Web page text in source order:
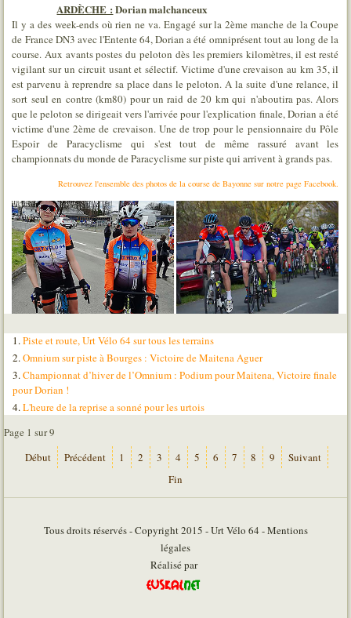
ARDÈCHE : Dorian malchanceux
Il y a des week-ends où rien ne va. Engagé sur la 2ème manche de la Coupe
de France DN3 avec l'Entente 64, Dorian a été omniprésent tout au long de la
course. Aux avants postes du peloton dès les premiers kilomètres, il est resté
vigilant sur un circuit usant et sélectif. Victime d'une crevaison au km 35, il
est parvenu à reprendre sa place dans le peloton. A la suite d'une relance, il
sort seul en contre (km80) pour un raid de 20 km qui n'aboutira pas. Alors
que le peloton se dirigeait vers l'arrivée pour l'explication finale, Dorian a été
victime d'une 2ème de crevaison. Une de trop pour le pensionnaire du Pôle
Espoir de Paracyclisme qui s'est tout de même rassuré avant les
championnats du monde de Paracyclisme sur piste qui arrivent à grands pas.
Retrouvez l'ensemble des photos de la course de Bayonne sur notre page Facebook.
Piste et route, Urt Vélo 64 sur tous les terrains
Omnium sur piste à Bourges : Victoire de Maitena Aguer
Championnat d’hiver de l’Omnium : Podium pour Maitena, Victoire finale
pour Dorian !
L'heure de la reprise a sonné pour les urtois
Page 1 sur 9
Début
Précédent 1 2 3 4 5 6 7 8 9
Suivant
Fin
Tous droits réservés - Copyright 2015 - Urt Vélo 64 - Mentions
légales
Réalisé par